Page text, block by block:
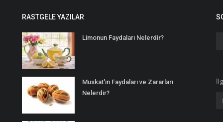
RASTGELE YAZILAR
Limonun Faydaları Nelerdir?
Muskat'ın Faydaları ve Zararları
Nelerdir?